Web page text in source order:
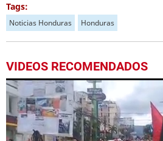
Tags:
Noticias Honduras Honduras
VIDEOS RECOMENDADOS